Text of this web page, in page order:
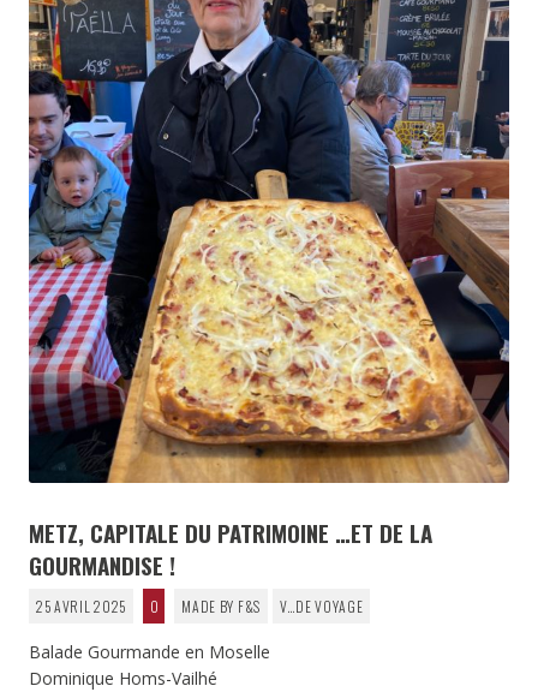
METZ, CAPITALE DU PATRIMOINE …ET DE LA
GOURMANDISE !
25 AVRIL 2025 0 MADE BY F&S V…DE VOYAGE
Balade Gourmande en Moselle
Dominique Homs-Vailhé